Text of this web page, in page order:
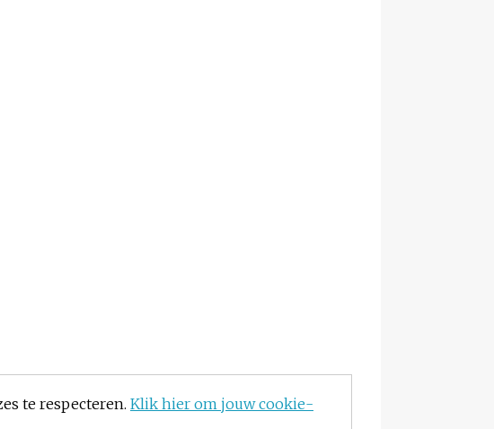
te respecteren. Klik hier om jouw cookie-